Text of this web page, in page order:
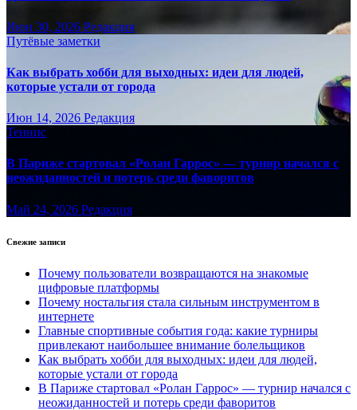
Июн 30, 2026 Редакция
Путёвые заметки
Как выбрать хобби для выходных: идеи для людей,
которые устали от города
Июн 14, 2026 Редакция
Теннис
В Париже стартовал «Ролан Гаррос» — турнир начался с
неожиданностей и потерь среди фаворитов
Май 24, 2026 Редакция
Свежие записи
Почему пользователи возвращаются на знакомые
цифровые платформы
Почему ностальгия стала сильным инструментом в
интернете
Главные спортивные события года: какие турниры
привлекают наибольшее внимание болельщиков
Как выбрать хобби для выходных: идеи для людей,
которые устали от города
В Париже стартовал «Ролан Гаррос» — турнир начался с
неожиданностей и потерь среди фаворитов